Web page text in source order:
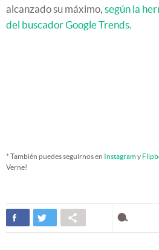
alcanzado su máximo, según la
del buscador Google Trends.
* También puedes seguirnos en Instagramy
Verne!